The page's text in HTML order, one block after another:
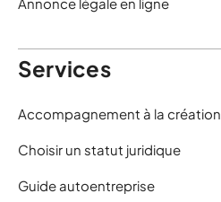
Services
Accompagnement à la création
Choisir un statut juridique
Guide autoentreprise